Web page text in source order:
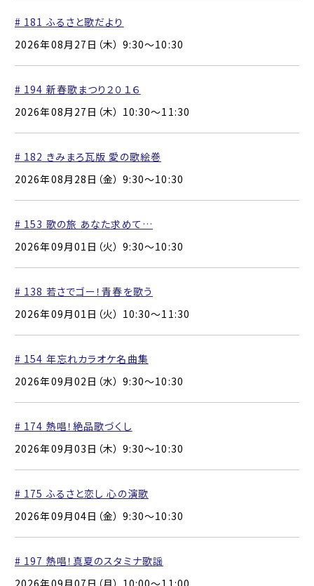
# 181 ふるさと歌だより
2026年08月27日（木） 9:30〜10:30
# 194 新春歌まつり２０１６
2026年08月27日（木） 10:30〜11:30
# 182 きみまろ瓦版 愛の歌絵巻
2026年08月28日（金） 9:30〜10:30
# 153 歌の旅 あなた求めて…
2026年09月01日（火） 9:30〜10:30
# 138 若さでゴー！青春を歌う
2026年09月01日（火） 10:30〜11:30
# 154 年忘れカラオケ名曲集
2026年09月02日（水） 9:30〜10:30
# 174 熱唱！絶品歌づくし
2026年09月03日（木） 9:30〜10:30
# 175 ふるさと恋し 心の演歌
2026年09月04日（金） 9:30〜10:30
# 197 熱唱！真夏のスタミナ歌謡
2026年09月07日（月） 10:00〜11:00